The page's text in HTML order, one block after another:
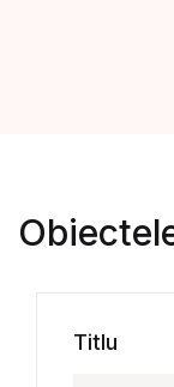
Titlu